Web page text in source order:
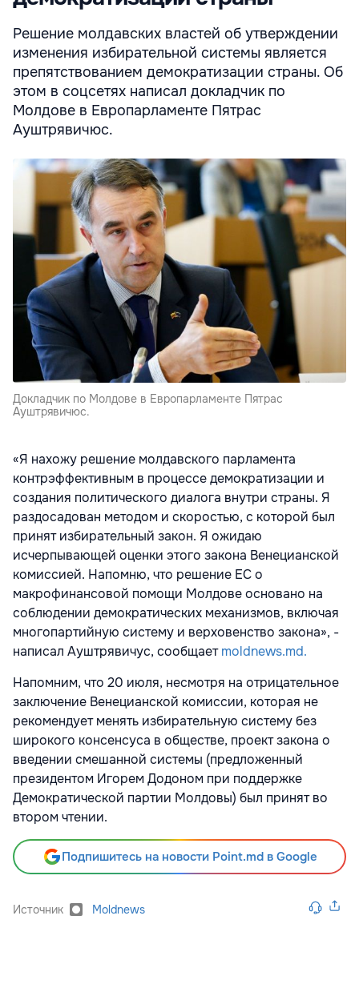
Решение молдавских властей об утверждении
изменения избирательной системы является
препятствованием демократизации страны. Об
этом в соцсетях написал докладчик по
Молдове в Европарламенте Пятрас
Ауштрявичюс.
Докладчик по Молдове в Европарламенте Пятрас
Ауштрявичюс.
«Я нахожу решение молдавского парламента
контрэффективным в процессе демократизации и
создания политического диалога внутри страны. Я
раздосадован методом и скоростью, с которой был
принят избирательный закон. Я ожидаю
исчерпывающей оценки этого закона Венецианской
комиссией. Напомню, что решение ЕС о
макрофинансовой помощи Молдове основано на
соблюдении демократических механизмов, включая
многопартийную систему и верховенство закона», -
написал Ауштрявичус, сообщаетmoldnews.md.
Напомним, что 20 июля, несмотря на отрицательное
заключение Венецианской комиссии, которая не
рекомендует менять избирательную систему без
широкого консенсуса в обществе, проект закона о
введении смешанной системы (предложенный
президентом Игорем Додоном при поддержке
Демократической партии Молдовы) был принят во
втором чтении.
Подпишитесь на новости Point.md в Google
Источник Moldnews